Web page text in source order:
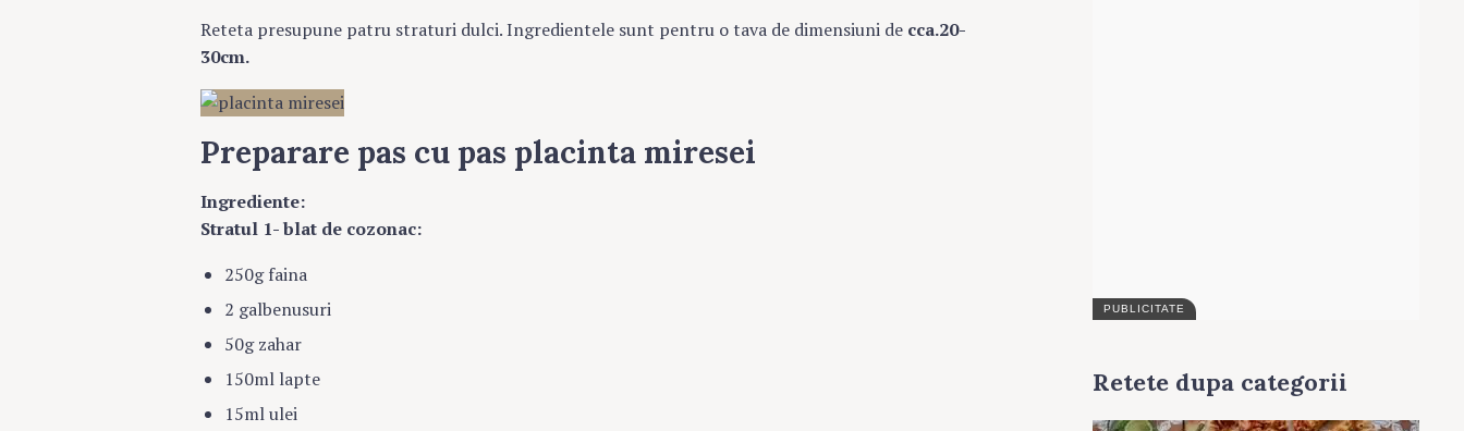
Reteta presupune patru straturi dulci. Ingredientele sunt pentru o tava de dimensiuni de cca.20-
30cm.
Preparare pas cu pas placinta miresei
Ingrediente:
Stratul 1- blat de cozonac:
250g faina
2 galbenusuri
50g zahar
150ml lapte
15ml ulei
Retete dupa categorii